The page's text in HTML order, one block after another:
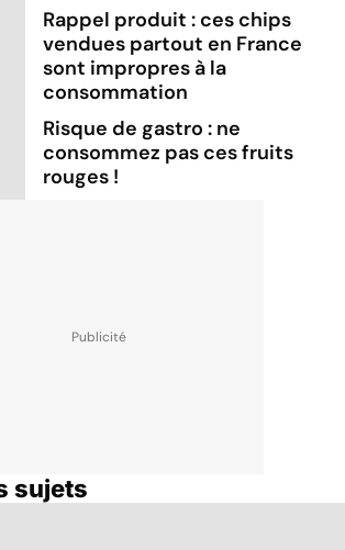
Rappel produit : ces chips
vendues partout en France
sont impropres à la
consommation
Risque de gastro : ne
consommez pas ces fruits
rouges !
sujets